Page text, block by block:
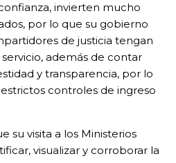
invierten mucho
por lo que su gobierno
de justicia tengan
además de contar
y transparencia, por lo
controles de ingreso
su visita a los Ministerios
visualizar y corroborar la